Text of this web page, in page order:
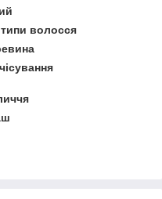
типи волосся